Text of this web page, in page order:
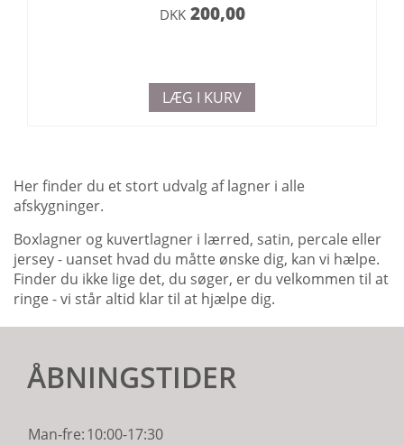
DKK200,00
LÆG I KURV
Her finder du et stort udvalg af lagner i alle
afskygninger.
Boxlagner og kuvertlagner i lærred, satin, percale eller
jersey - uanset hvad du måtte ønske dig, kan vi hælpe.
Finder du ikke lige det, du søger, er du velkommen til at
ringe - vi står altid klar til at hjælpe dig.
ÅBNINGSTIDER
Man-fre:10:00-17:30